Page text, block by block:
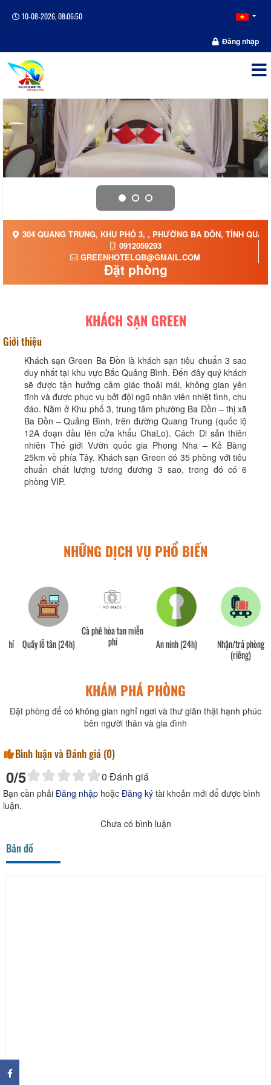
10-08-2026, 08:06:50
Đăng nhập
304 QUANG TRUNG, KHU PHỐ 3, , PHƯỜNG BA ĐỒN, TỈNH
0912059293
GREENHOTELQB@GMAIL.COM
Đặt phòng
KHÁCH SẠN GREEN
Giới thiệu
Khách sạn Green Ba Đồn là khách sạn tiêu chuẩn 3 sao
duy nhất tại khu vực Bắc Quảng Bình. Đến đây quý khách
sẽ được tận hưởng cảm giác thoải mái, không gian yên
tĩnh và được phục vụ bởi đội ngũ nhân viên nhiệt tình, chu
đáo. Nằm ở Khu phố 3, trung tâm phường Ba Đồn – thị xã
Ba Đồn – Quảng Bình, trên đường Quang Trung (quốc lộ
12A đoạn đầu lên cửa khẩu ChaLo). Cách Di sản thiên
nhiên Thế giới Vườn quốc gia Phong Nha – Kẻ Bàng
25km về phía Tây. Khách sạn Green có 35 phòng với tiêu
chuẩn chất lượng tương đương 3 sao, trong đó có 6
phòng VIP.
NHỮNG DỊCH VỤ PHỔ BIẾN
Quầy lễ tân (24h)
Cà phê hòa tan miễn
phí
An ninh (24h)
Nhận/trả phòng
(riêng)
KHÁM PHÁ PHÒNG
Đặt phòng để có không gian nghỉ ngơi và thư giãn thật hạnh phúc
bên người thân và gia đình
Bình luận và Đánh giá (0)
0/5 0 Đánh giá
Bạn cần phải Đăng nhập hoặc Đăng ký tài khoản mới để được bình
luận.
Chưa có bình luận
Bản đồ
×